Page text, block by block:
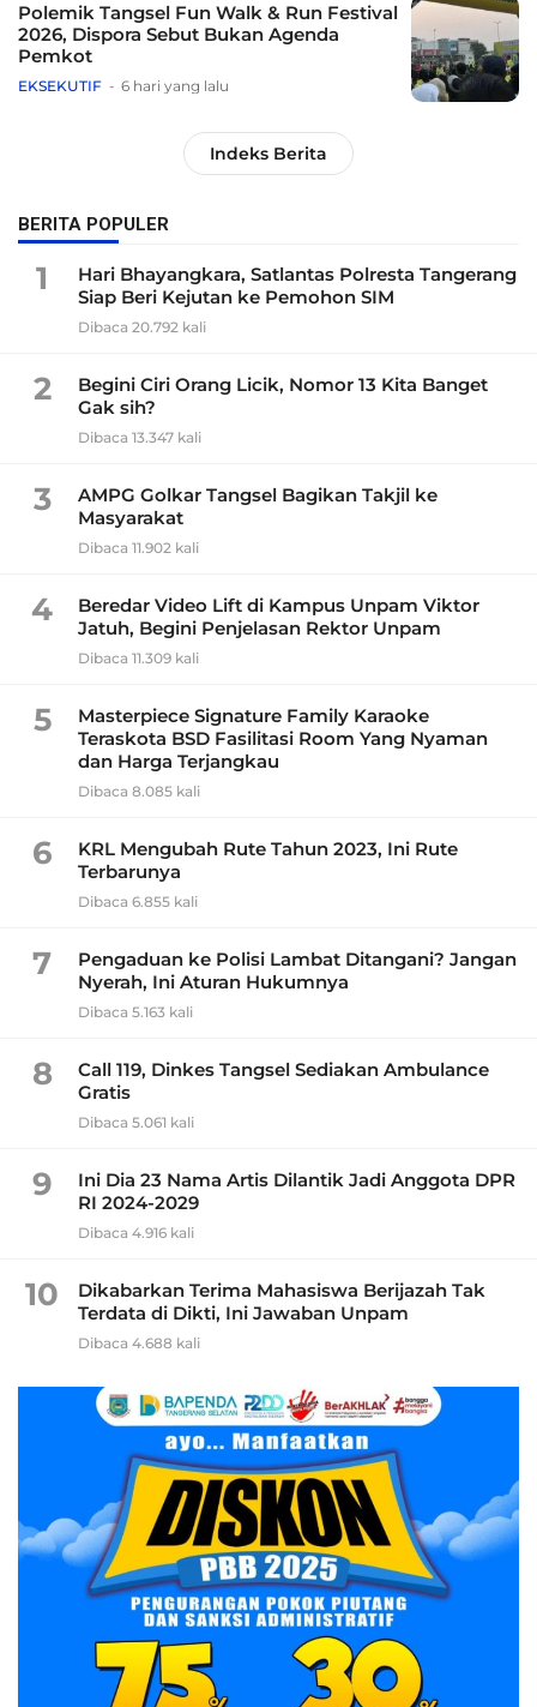
Polemik Tangsel Fun Walk & Run Festival
2026, Dispora Sebut Bukan Agenda
Pemkot
EKSEKUTIF 6 hari yang lalu
Indeks Berita
BERITA POPULER
1
Hari Bhayangkara, Satlantas Polresta Tangerang
Siap Beri Kejutan ke Pemohon SIM
Dibaca 20.792 kali
2
Begini Ciri Orang Licik, Nomor 13 Kita Banget
Gak sih?
Dibaca 13.347 kali
3
AMPG Golkar Tangsel Bagikan Takjil ke
Masyarakat
Dibaca 11.902 kali
4
Beredar Video Lift di Kampus Unpam Viktor
Jatuh, Begini Penjelasan Rektor Unpam
Dibaca 11.309 kali
5
Masterpiece Signature Family Karaoke
Teraskota BSD Fasilitasi Room Yang Nyaman
dan Harga Terjangkau
Dibaca 8.085 kali
6
KRL Mengubah Rute Tahun 2023, Ini Rute
Terbarunya
Dibaca 6.855 kali
7
Pengaduan ke Polisi Lambat Ditangani? Jangan
Nyerah, Ini Aturan Hukumnya
Dibaca 5.163 kali
8
Call 119, Dinkes Tangsel Sediakan Ambulance
Gratis
Dibaca 5.061 kali
9
Ini Dia 23 Nama Artis Dilantik Jadi Anggota DPR
RI 2024-2029
Dibaca 4.916 kali
10
Dikabarkan Terima Mahasiswa Berijazah Tak
Terdata di Dikti, Ini Jawaban Unpam
Dibaca 4.688 kali